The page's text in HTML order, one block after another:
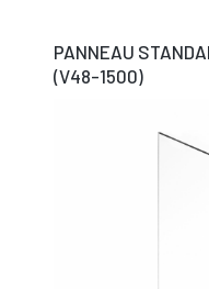
PANNEAU
(V48-1500)